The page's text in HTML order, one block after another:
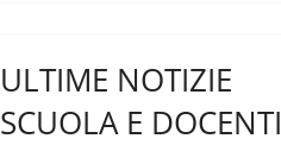
ULTIME NOTIZIE
SCUOLA E DOCENTI